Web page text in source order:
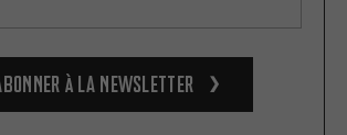
à la newsletter